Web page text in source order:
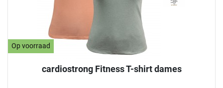
Op voorraad
cardiostrong Fitness T-shirt dames